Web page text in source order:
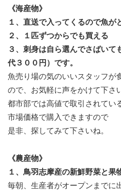
《海産物》
１、直送で入ってくるので魚が
２、１匹ずつからでも買える
３、刺身は自ら選んでさばいて
代３００円）です。
魚売り場の気のいいスタッフが
ので、お気軽に声をかけて下さ
都市部では高値で取引されてい
市場価格で購入できますので
是非、探してみて下さいね。
《農産物》
１、鳥羽志摩産の新鮮野菜と果
毎朝、生産者がオープンまでに